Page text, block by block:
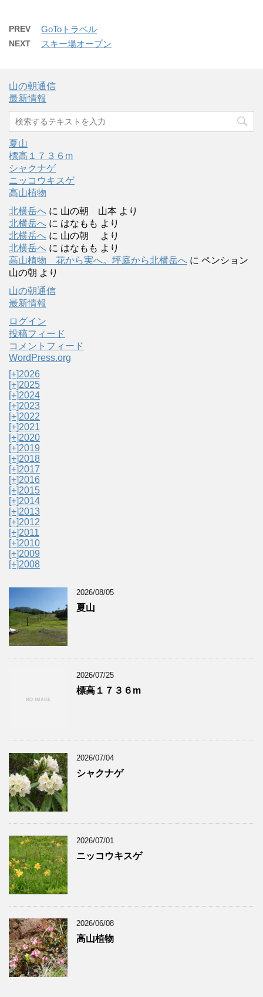
PREV GoToトラベル
NEXT スキー場オープン
山の朝通信
最新情報
夏山
標高１７３６m
シャクナゲ
ニッコウキスゲ
高山植物
北横岳へ に 山の朝 山本 より
北横岳へ に はなもも より
北横岳へ に 山の朝
より
北横岳へ に はなもも より
高山植物 花から実へ。坪庭から北横岳へ に ペンション
山の朝 より
山の朝通信
最新情報
ログイン
投稿フィード
コメントフィード
WordPress.org
[+]2026
[+]2025
[+]2024
[+]2023
[+]2022
[+]2021
[+]2020
[+]2019
[+]2018
[+]2017
[+]2016
[+]2015
[+]2014
[+]2013
[+]2012
[+]2011
[+]2010
[+]2009
[+]2008
2026/08/05
夏山
2026/07/25
標高１７３６m
2026/07/04
シャクナゲ
2026/07/01
ニッコウキスゲ
2026/06/08
高山植物